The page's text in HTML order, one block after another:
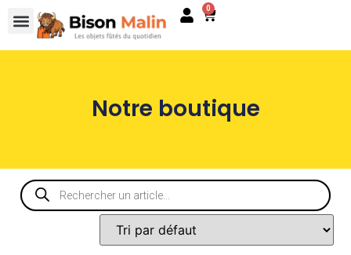
0
Notre boutique